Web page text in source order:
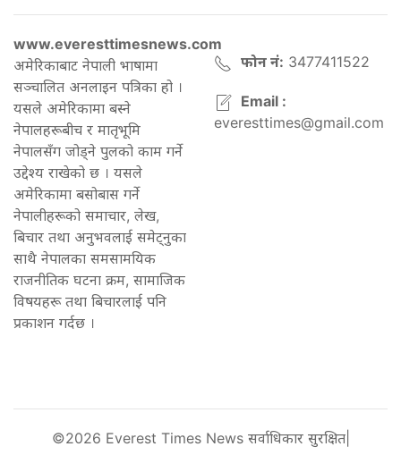
www.everesttimesnews.com
अमेरिकाबाट नेपाली भाषामा
सञ्चालित अनलाइन पत्रिका हो ।
यसले अमेरिकामा बस्ने
नेपालहरूबीच र मातृभूमि
नेपालसँग जोड्ने पुलको काम गर्ने
उद्देश्य राखेको छ । यसले
अमेरिकामा बसोबास गर्ने
नेपालीहरूको समाचार, लेख,
बिचार तथा अनुभवलाई समेट्नुका
साथै नेपालका समसामयिक
राजनीतिक घटना क्रम, सामाजिक
विषयहरू तथा बिचारलाई पनि
प्रकाशन गर्दछ ।
फोन नं: 3477411522
Email :
everesttimes@gmail.com
©2026 Everest Times News सर्वाधिकार सुरक्षित|